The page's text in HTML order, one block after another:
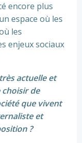
encore plus
espace où les
les
enjeux sociaux
actuelle et
choisir de
que vivent
et
?